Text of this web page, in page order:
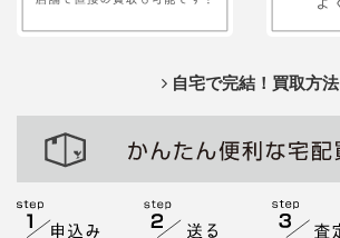
自宅で完結！買取方法